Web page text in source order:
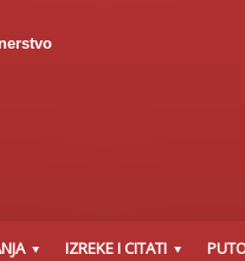
IZREKE I CITATI